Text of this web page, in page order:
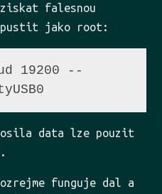
falesnou
jako root:
19200 --
data lze pouzit
.
funguje dal a